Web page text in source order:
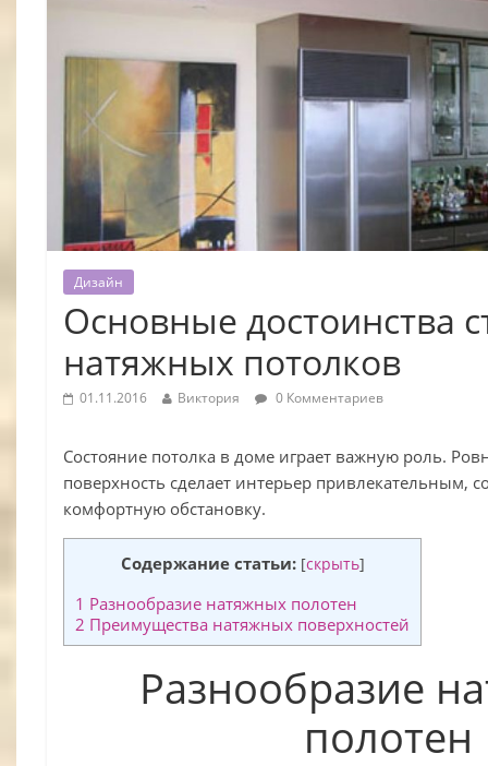
Дизайн
Основные достоинства
натяжных потолков
01.11.2016 Виктория 0 Комментариев
Состояние потолка в доме играет важную роль.
поверхность сделает интерьер привлекательным,
комфортную обстановку.
Содержание статьи: [скрыть]
1 Разнообразие натяжных полотен
2 Преимущества натяжных поверхностей
Разнообразие
полотен